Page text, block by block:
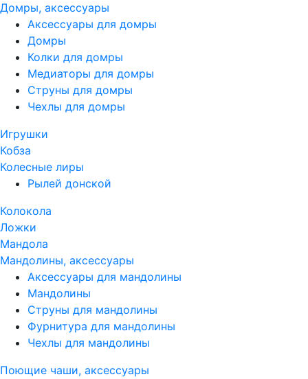
Домры, аксессуары
Аксессуары для домры
Домры
Колки для домры
Медиаторы для домры
Струны для домры
Чехлы для домры
Игрушки
Кобза
Колесные лиры
Рылей донской
Колокола
Ложки
Мандола
Мандолины, аксессуары
Аксессуары для мандолины
Мандолины
Струны для мандолины
Фурнитура для мандолины
Чехлы для мандолины
Поющие чаши, аксессуары